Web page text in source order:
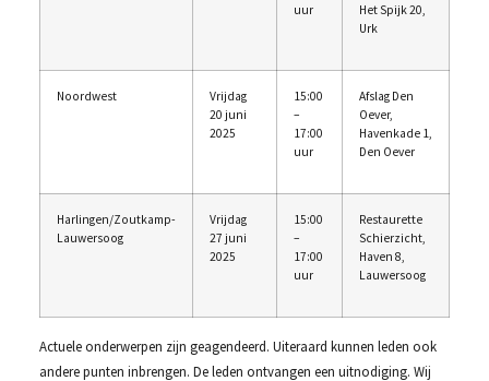
uur
Het Spijk 20,
Urk
Noordwest
Vrijdag
20 juni
2025
15:00
–
17:00
uur
Afslag Den
Oever,
Havenkade 1,
Den Oever
Harlingen/Zoutkamp-
Lauwersoog
Vrijdag
27 juni
2025
15:00
–
17:00
uur
Restaurette
Schierzicht,
Haven 8,
Lauwersoog
Actuele onderwerpen zijn geagendeerd. Uiteraard kunnen leden ook
andere punten inbrengen. De leden ontvangen een uitnodiging. Wij